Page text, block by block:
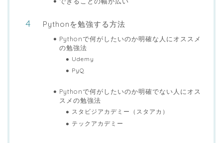
Pythonを勉強する方法
Pythonで何がしたいのか明確な人にオススメ
の勉強法
Udemy
PyQ
Pythonで何がしたいのか明確でない人にオス
スメの勉強法
スタビジアカデミー（スタアカ）
テックアカデミー